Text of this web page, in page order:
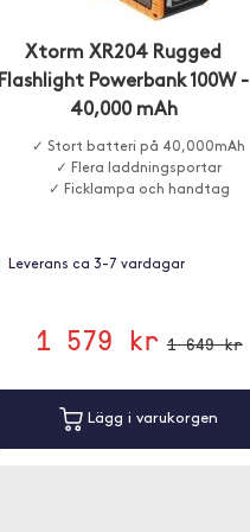
Xtorm XR204 Rugged
Flashlight Powerbank 100W -
40,000 mAh
✓ Stort batteri på 40,000mAh
✓ Flera laddningsportar
✓ Ficklampa och handtag
Leverans ca 3-7 vardagar
1 579 kr 1 649 kr
Lägg i varukorgen